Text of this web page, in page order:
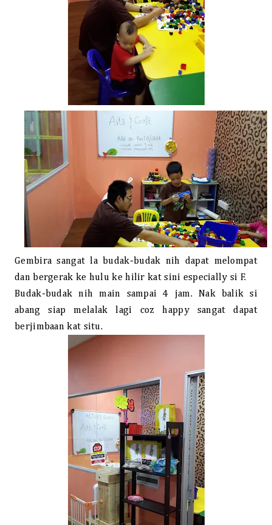
Gembira sangat la budak-budak nih dapat melompat
dan bergerak ke hulu ke hilir kat sini especially si F.
Budak-budak nih main sampai 4 jam. Nak balik si
abang siap melalak lagi coz happy sangat dapat
berjimbaan kat situ.